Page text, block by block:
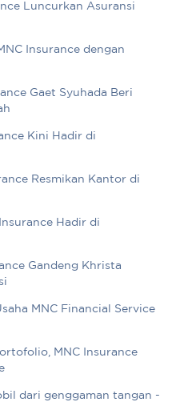
Luncurkan Asuransi
Insurance dengan
Gaet Syuhada Beri
Kini Hadir di
Resmikan Kantor di
Hadir di
Gandeng Khrista
MNC Financial Service
MNC Insurance
dari genggaman tangan -